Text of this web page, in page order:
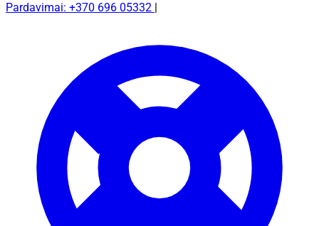
Pardavimai: +370 696 05332 |